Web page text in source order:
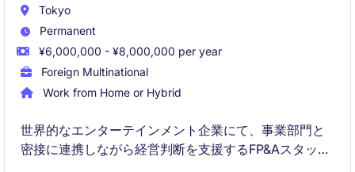
Tokyo
Permanent
¥6,000,000 - ¥8,000,000 per year
Foreign Multinational
Work from Home or Hybrid
世界的なエンターテインメント企業にて、事業部門と
密接に連携しながら経営判断を支援するFP&Aスタッフ